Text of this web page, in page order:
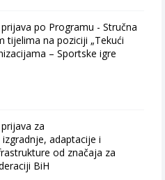
po Programu - Stručna
tijelima na poziciji „Tekući
– Sportske igre
za
adaptacije i
od značaja za
BiH